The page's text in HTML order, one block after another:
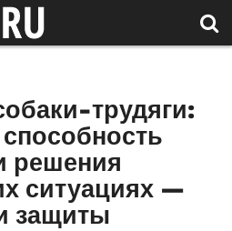
трудяги:
решения
ситуациях —
защиты